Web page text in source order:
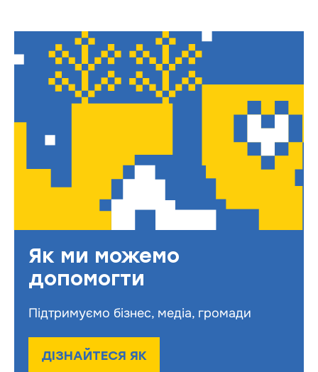
Як ми можемо
допомогти
Підтримуємо бізнес, медіа, громади
ДІЗНАЙТЕСЯ ЯК